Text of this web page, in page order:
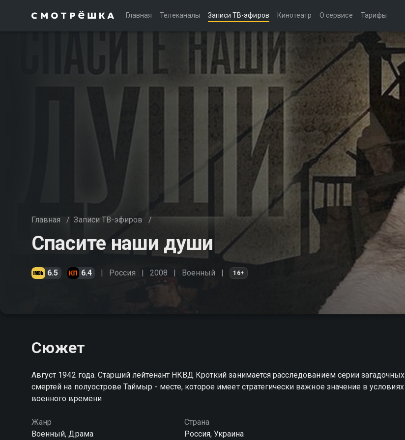
Главная Телеканалы Записи ТВ-эфиров Кинотеатр О сервисе Тарифы
Главная / Записи ТВ-эфиров /
Спасите наши души
6.5 6.4 Россия 2008 Военный 16+
Сюжет
Август 1942 года. Старший лейтенант НКВД Кроткий занимается расследованием серии загадочных
смертей на полуострове Таймыр - месте, которое имеет стратегически важное значение в условиях
военного времени
Жанр
Военный, Драма
Страна
Россия, Украина